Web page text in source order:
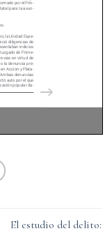
El estudio del delito: